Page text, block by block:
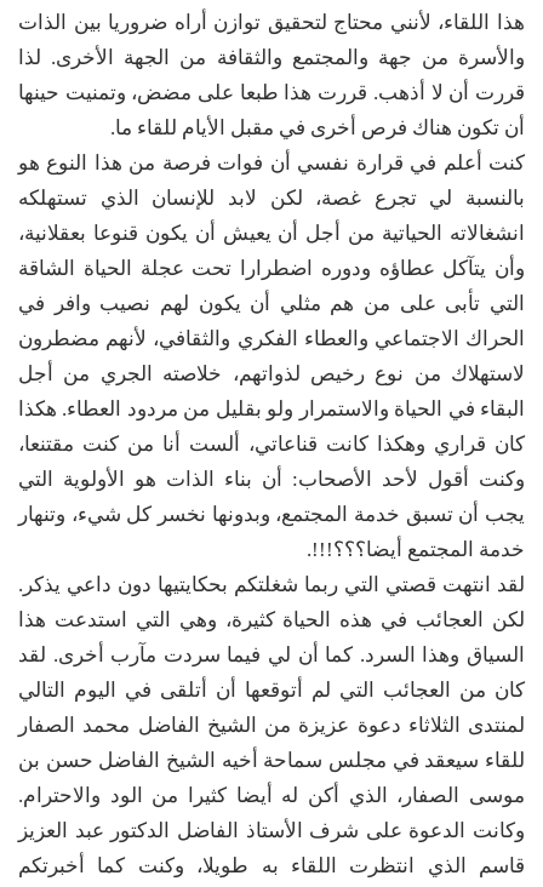
هذا اللقاء، لأنني محتاج لتحقيق توازن أراه ضروريا بين الذات
والأسرة من جهة والمجتمع والثقافة من الجهة الأخرى. لذا
قررت أن لا أذهب. قررت هذا طبعا على مضض، وتمنيت حينها
أن تكون هناك فرص أخرى في مقبل الأيام للقاء ما.
كنت أعلم في قرارة نفسي أن فوات فرصة من هذا النوع هو
بالنسبة لي تجرع غصة، لكن لابد للإنسان الذي تستهلكه
انشغالاته الحياتية من أجل أن يعيش أن يكون قنوعا بعقلانية،
وأن يتآكل عطاؤه ودوره اضطرارا تحت عجلة الحياة الشاقة
التي تأبى على من هم مثلي أن يكون لهم نصيب وافر في
الحراك الاجتماعي والعطاء الفكري والثقافي، لأنهم مضطرون
لاستهلاك من نوع رخيص لذواتهم، خلاصته الجري من أجل
البقاء في الحياة والاستمرار ولو بقليل من مردود العطاء. هكذا
كان قراري وهكذا كانت قناعاتي، ألست أنا من كنت مقتنعا،
وكنت أقول لأحد الأصحاب: أن بناء الذات هو الأولوية التي
يجب أن تسبق خدمة المجتمع، وبدونها نخسر كل شيء، وتنهار
خدمة المجتمع أيضا؟؟؟!!!.
لقد انتهت قصتي التي ربما شغلتكم بحكايتيها دون داعي يذكر.
لكن العجائب في هذه الحياة كثيرة، وهي التي استدعت هذا
السياق وهذا السرد. كما أن لي فيما سردت مآرب أخرى. لقد
كان من العجائب التي لم أتوقعها أن أتلقى في اليوم التالي
لمنتدى الثلاثاء دعوة عزيزة من الشيخ الفاضل محمد الصفار
للقاء سيعقد في مجلس سماحة أخيه الشيخ الفاضل حسن بن
موسى الصفار، الذي أكن له أيضا كثيرا من الود والاحترام.
وكانت الدعوة على شرف الأستاذ الفاضل الدكتور عبد العزيز
قاسم الذي انتظرت اللقاء به طويلا، وكنت كما أخبرتكم